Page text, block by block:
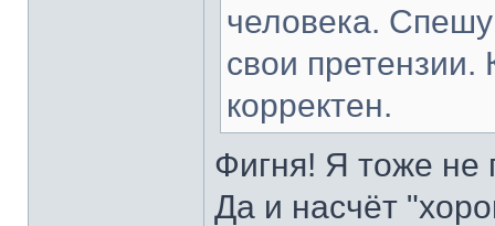
человека.
свои
корректен.
Фигня! Я тоже не
Да и насчёт